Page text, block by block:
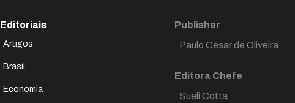
Editoriais
Artigos
Brasil
Economia
Publisher
Paulo Cesar de Oliveira
Editora Chefe
Sueli Cotta